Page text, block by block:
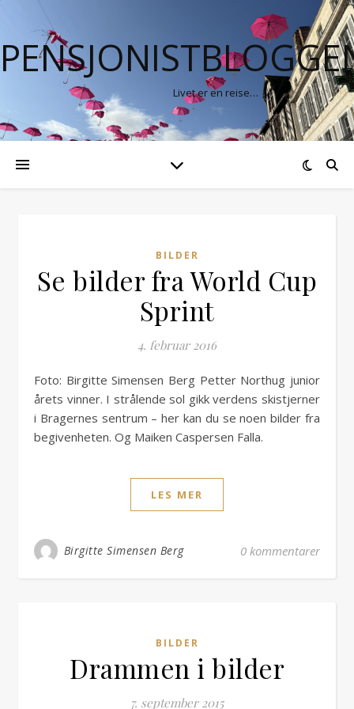
Livet er en reise…
BILDER
Se bilder fra World Cup
Sprint
4. februar 2016
Foto: Birgitte Simensen Berg Petter Northug junior
årets vinner. I strålende sol gikk verdens skistjerner
i Bragernes sentrum – her kan du se noen bilder fra
begivenheten. Og Maiken Caspersen Falla.
LES MER
Birgitte Simensen Berg 0 kommentarer
BILDER
Drammen i bilder
7. september 2015